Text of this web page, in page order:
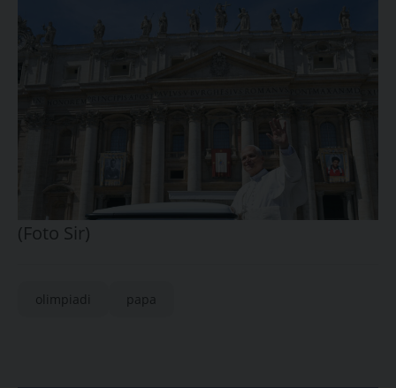
(Foto Sir)
olimpiadi papa